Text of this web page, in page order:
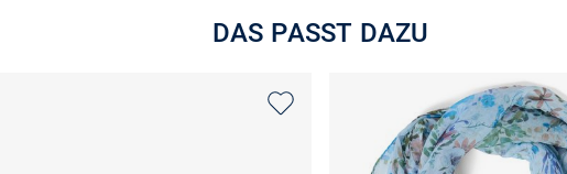
DAS PASST DAZU